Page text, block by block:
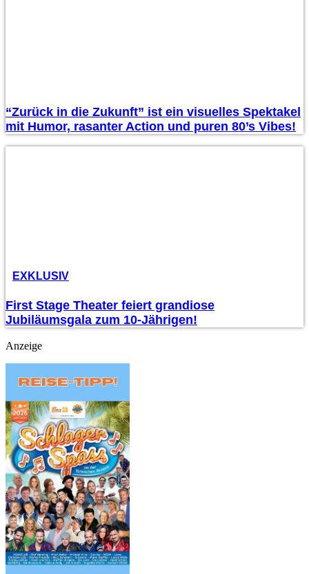
“Zurück in die Zukunft” ist ein visuelles Spektakel
mit Humor, rasanter Action und puren 80’s Vibes!
EXKLUSIV
First Stage Theater feiert grandiose
Jubiläumsgala zum 10-Jährigen!
Anzeige